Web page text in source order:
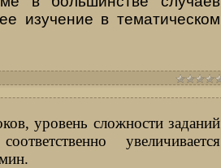
изучение в тематическом
уро­вень сложности заданий
увеличивается